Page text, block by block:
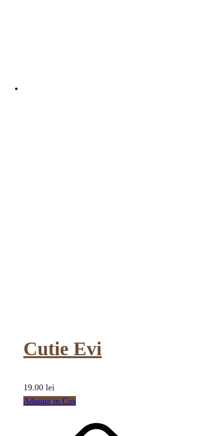
Cutie Evi
19.00 lei
Adauga in Cos